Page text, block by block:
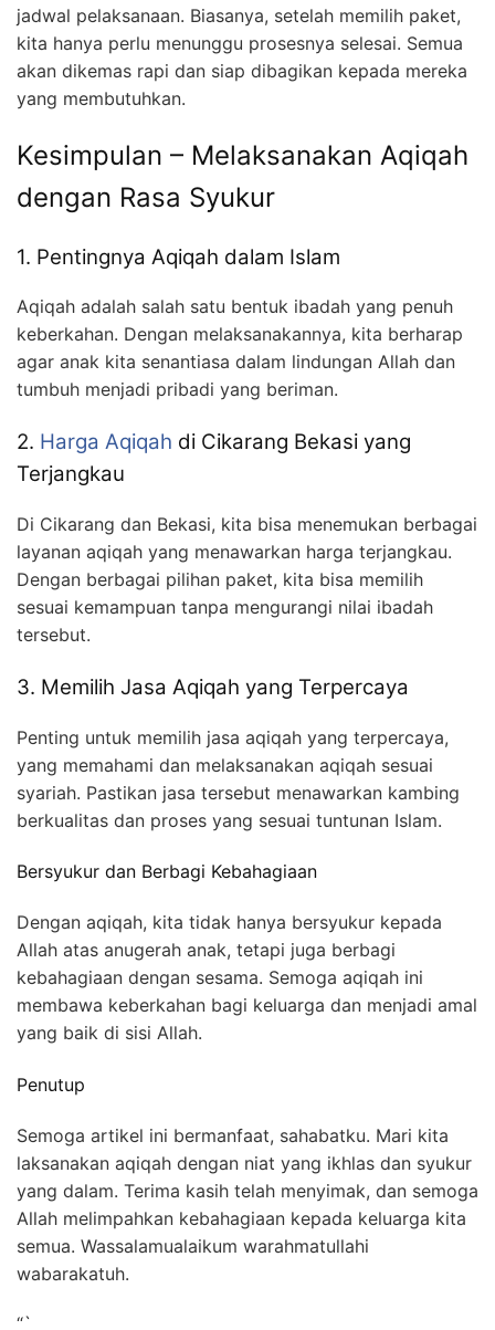
jadwal pelaksanaan. Biasanya, setelah memilih paket,
kita hanya perlu menunggu prosesnya selesai. Semua
akan dikemas rapi dan siap dibagikan kepada mereka
yang membutuhkan.
Kesimpulan – Melaksanakan Aqiqah
dengan Rasa Syukur
1. Pentingnya Aqiqah dalam Islam
Aqiqah adalah salah satu bentuk ibadah yang penuh
keberkahan. Dengan melaksanakannya, kita berharap
agar anak kita senantiasa dalam lindungan Allah dan
tumbuh menjadi pribadi yang beriman.
2. Harga Aqiqah di Cikarang Bekasi yang
Terjangkau
Di Cikarang dan Bekasi, kita bisa menemukan berbagai
layanan aqiqah yang menawarkan harga terjangkau.
Dengan berbagai pilihan paket, kita bisa memilih
sesuai kemampuan tanpa mengurangi nilai ibadah
tersebut.
3. Memilih Jasa Aqiqah yang Terpercaya
Penting untuk memilih jasa aqiqah yang terpercaya,
yang memahami dan melaksanakan aqiqah sesuai
syariah. Pastikan jasa tersebut menawarkan kambing
berkualitas dan proses yang sesuai tuntunan Islam.
Bersyukur dan Berbagi Kebahagiaan
Dengan aqiqah, kita tidak hanya bersyukur kepada
Allah atas anugerah anak, tetapi juga berbagi
kebahagiaan dengan sesama. Semoga aqiqah ini
membawa keberkahan bagi keluarga dan menjadi amal
yang baik di sisi Allah.
Penutup
Semoga artikel ini bermanfaat, sahabatku. Mari kita
laksanakan aqiqah dengan niat yang ikhlas dan syukur
yang dalam. Terima kasih telah menyimak, dan semoga
Allah melimpahkan kebahagiaan kepada keluarga kita
semua. Wassalamualaikum warahmatullahi
wabarakatuh.
“`